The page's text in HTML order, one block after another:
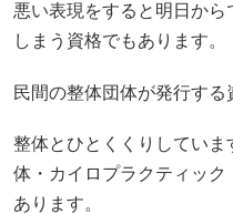
悪い表現をすると明日か
しまう資格でもあります。
民間の整体団体が発行する
整体とひとくくりしてい
体・カイロプラクティッ
あります。